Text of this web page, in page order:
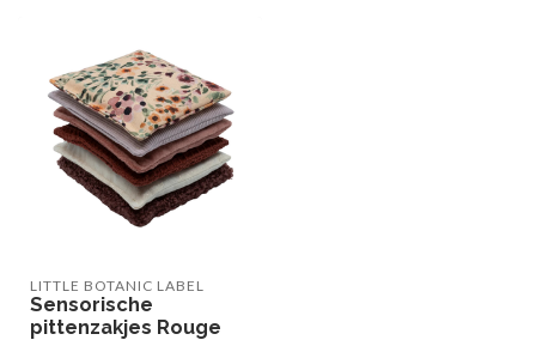
LITTLE BOTANIC LABEL
Sensorische
pittenzakjes Rouge